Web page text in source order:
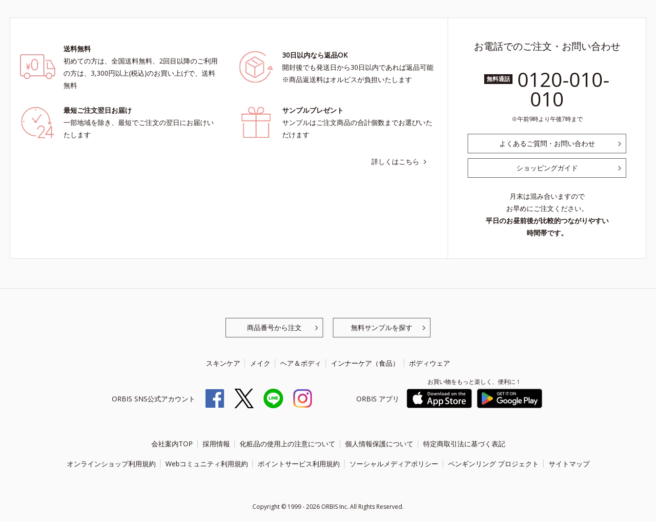
送料無料
初めての方は、全国送料無料、2回目以降のご利用
の方は、3,300円以上(税込)のお買い上げで、送料
無料
30日以内なら返品OK
開封後でも発送日から30日以内であれば返品可能
※商品返送料はオルビスが負担いたします
最短ご注文翌日お届け
一部地域を除き、最短でご注文の翌日にお届けい
たします
サンプルプレゼント
サンプルはご注文商品の合計個数までお選びいた
だけます
詳しくはこちら
お電話でのご注文・お問い合わせ
無料通話 0120-010-
010
午前9時より午後7時まで
よくあるご質問・お問い合わせ
ショッピングガイド
月末は混み合いますので
お早めにご注文ください。
平日のお昼前後が比較的つながりやすい
時間帯です。
商品番号から注文 無料サンプルを探す
スキンケア メイク ヘア＆ボディ インナーケア（食品） ボディウェア
ORBIS SNS公式アカウント ORBIS アプリ
お買い物をもっと楽しく、便利に！
会社案内TOP 採用情報 化粧品の使用上の注意について 個人情報保護について 特定商取引法に基づく表記
オンラインショップ利用規約 Webコミュニティ利用規約 ポイントサービス利用規約 ソーシャルメディアポリシー ペンギンリング プロジェクト サイトマップ
Copyright © 1999 - 2026 ORBIS Inc. All Rights Reserved.